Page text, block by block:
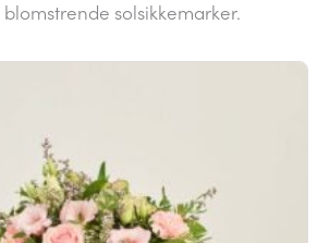
blomstrende solsikkemarker.